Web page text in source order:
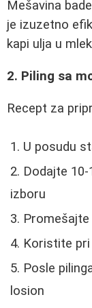
Mešavina
je izuzetno
kapi ulja u
2. Piling sa
Recept za
U posudu
Dodajte
izboru
Koristite
Posle
losion